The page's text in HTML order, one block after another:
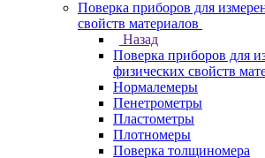
Поверка приборов для
свойств материалов
Назад
Поверка приборов для
физических свойств
Нормалемеры
Пенетрометры
Пластометры
Плотномеры
Поверка толщиномера